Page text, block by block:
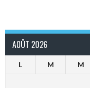
AOÛT 2026
L M M